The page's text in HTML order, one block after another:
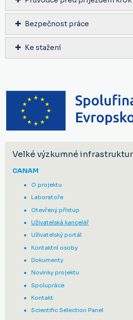
Bezpečnost práce
Ke stažení
Velké výzkumné
CANAM
O projektu
Laboratoře
Otevřený přístup
Uživatelská kancelář
Uživatelský portál
Kontaktní osoby
Dokumenty
Novinky projektu
Spolupráce
Kontakt
Scientific Selection Panel